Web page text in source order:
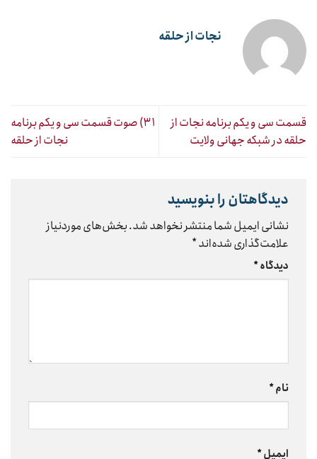
نجات از حلقه
قسمت سی و یکم برنامه نجات از
حلقه در شبکه جهانی ولایت
۳۱) صوت قسمت سی و یکم برنامه
نجات از حلقه
دیدگاهتان را بنویسید
نشانی ایمیل شما منتشر نخواهد شد.بخش‌های موردنیاز
علامت‌گذاری شده‌اند*
دیدگاه*
نام*
ایمیل*